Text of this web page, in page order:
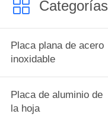
Placa plana de acero
inoxidable
Placa de aluminio de
la hoja